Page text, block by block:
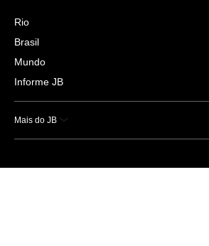
Rio
Brasil
Mundo
Informe JB
Mais do JB
Esportes